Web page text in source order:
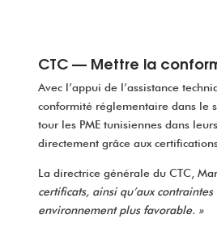
CTC — Mettre la
Avec l’appui de l’assistance
conformité réglementaire dans le
tour les PME tunisiennes dans
directement grâce aux
La directrice générale du CTC,
certificats, ainsi qu’aux
environnement plus favorable. »